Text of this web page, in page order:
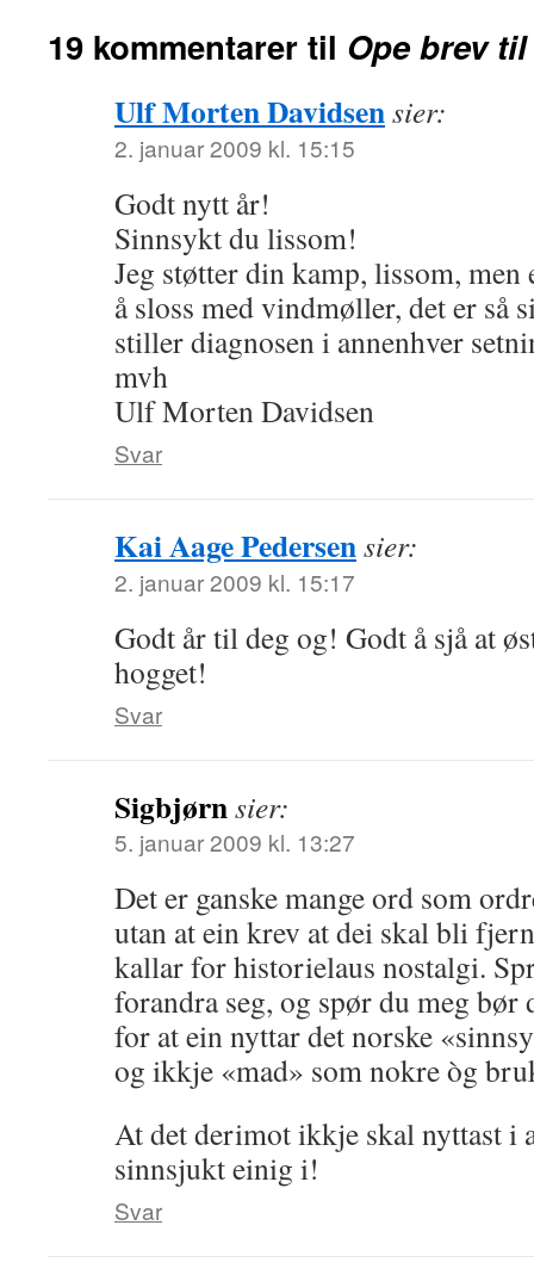
19 kommentarer til Ope brev
Ulf Morten Davidsensier:
2. januar 2009 kl. 15:15
Godt nytt år!
Sinnsykt du lissom!
Jeg støtter din kamp, lissom, men
å sloss med vindmøller, det er så
stiller diagnosen i annenhver
mvh
Ulf Morten Davidsen
Svar
Kai Aage Pedersensier:
2. januar 2009 kl. 15:17
Godt år til deg og! Godt å sjå at
hogget!
Svar
Sigbjørnsier:
5. januar 2009 kl. 13:27
Det er ganske mange ord som
utan at ein krev at dei skal bli
kallar for historielaus nostalgi.
forandra seg, og spør du meg bør
for at ein nyttar det norske
og ikkje «mad» som nokre òg
At det derimot ikkje skal nyttast i
sinnsjukt einig i!
Svar